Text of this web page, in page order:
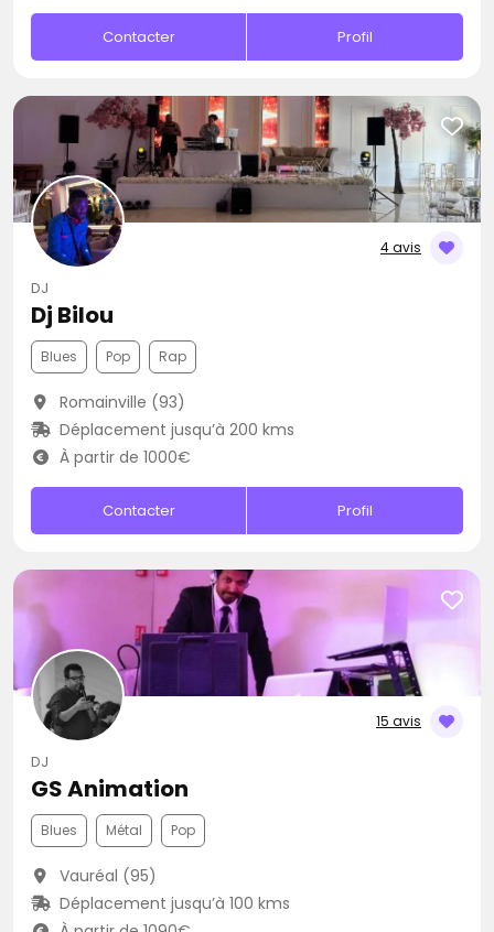
Contacter Profil
4 avis
DJ
Dj Bilou
Blues Pop Rap
Romainville (93)
Déplacement jusqu’à 200 kms
À partir de 1000€
Contacter Profil
15 avis
DJ
GS Animation
Blues Métal Pop
Vauréal (95)
Déplacement jusqu’à 100 kms